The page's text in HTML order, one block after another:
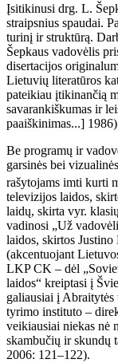
Įsitikinusi drg. L.
straipsnius spaudai.
turinį ir struktūrą.
Šepkaus vadovėlis
disertacijos
Lietuvių literatūros
pateikiau įtikinančią
savarankiškumas ir
paaiškinimas...]
Be programų ir
garsinės bei
rašytojams imti kurti
televizijos laidos,
laidų, skirta vyr.
vadinosi „Už
laidos, skirtos
(akcentuojant
LKP CK – dėl
laidos“ kreiptasi į
galiausiai į
tyrimo instituto –
veikiausiai niekas nė
skambučių ir skundų
2006: 121–122).